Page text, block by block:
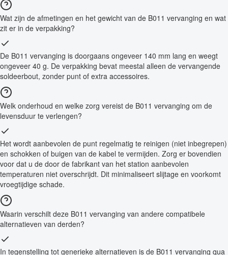
Wat zijn de afmetingen en het gewicht van de B011 vervanging en wat
zit er in de verpakking?
De B011 vervanging is doorgaans ongeveer 140 mm lang en weegt
ongeveer 40 g. De verpakking bevat meestal alleen de vervangende
soldeerbout, zonder punt of extra accessoires.
Welk onderhoud en welke zorg vereist de B011 vervanging om de
levensduur te verlengen?
Het wordt aanbevolen de punt regelmatig te reinigen (niet inbegrepen)
en schokken of buigen van de kabel te vermijden. Zorg er bovendien
voor dat u de door de fabrikant van het station aanbevolen
temperaturen niet overschrijdt. Dit minimaliseert slijtage en voorkomt
vroegtijdige schade.
Waarin verschilt deze B011 vervanging van andere compatibele
alternatieven van derden?
In tegenstelling tot generieke alternatieven is de B011 vervanging qua